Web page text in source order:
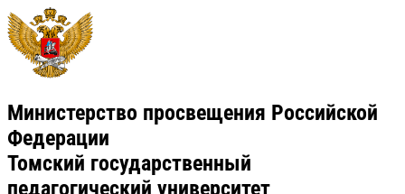
Министерство просвещения Российской
Федерации
Томский государственный
педагогический университет